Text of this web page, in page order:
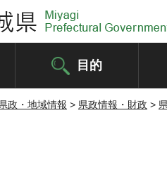
Government
目的
政・地域情報 > 県政情報・財政 >